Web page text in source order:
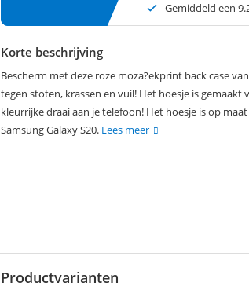
Gemiddeld een
Korte beschrijving
Bescherm met deze roze moza?ekprint back case
tegen stoten, krassen en vuil! Het hoesje is gemaakt
kleurrijke draai aan je telefoon! Het hoesje is op
Samsung Galaxy S20. Lees meer
Productvarianten